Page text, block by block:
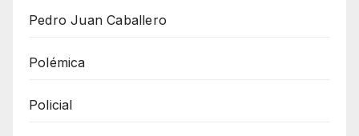
Pedro Juan Caballero
Polémica
Policial